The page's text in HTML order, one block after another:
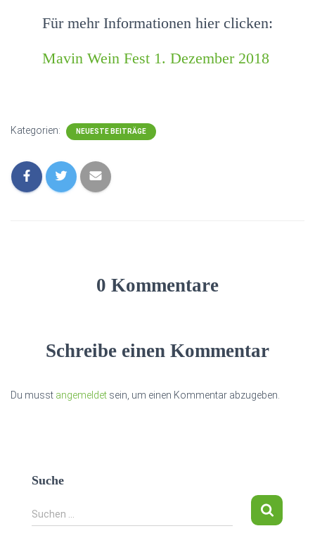
Für mehr Informationen hier clicken:
Mavin Wein Fest 1. Dezember 2018
Kategorien: NEUESTE BEITRÄGE
0 Kommentare
Schreibe einen Kommentar
Du musst angemeldet sein, um einen Kommentar abzugeben.
Suche
S
u
Suchen …